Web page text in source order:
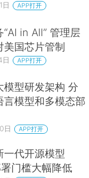
APP打开
“AI in All” 管理层
美国芯片管制
APP打开
模型研发架构 分
言模型和多模态部
日 APP打开
一代开源模型
门槛大幅降低